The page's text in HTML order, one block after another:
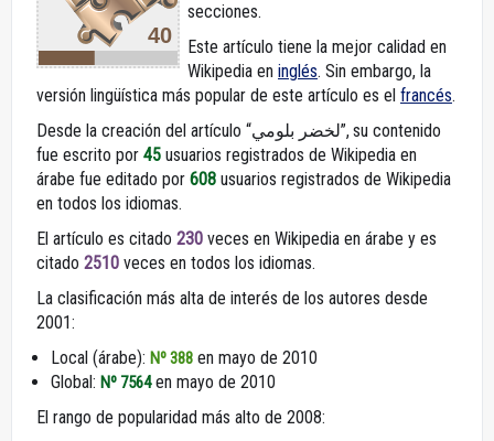
40
secciones.
Este artículo tiene la mejor calidad en
Wikipedia en inglés. Sin embargo, la
versión lingüística más popular de este artículo es el francés.
Desde la creación del artículo “لخضر بلومي”, su contenido
fue escrito por 45 usuarios registrados de Wikipedia en
árabe fue editado por 608 usuarios registrados de Wikipedia
en todos los idiomas.
El artículo es citado 230 veces en Wikipedia en árabe y es
citado 2510 veces en todos los idiomas.
La clasificación más alta de interés de los autores desde
2001:
Local (árabe): Nº 388 en mayo de 2010
Global: Nº 7564en mayo de 2010
El rango de popularidad más alto de 2008: